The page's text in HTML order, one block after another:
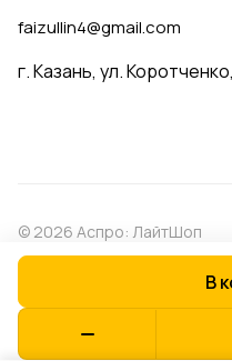
В
faizullin4@gmail.com
г. Казань, ул.
© 2026 Аспро: ЛайтШоп
Разработано в